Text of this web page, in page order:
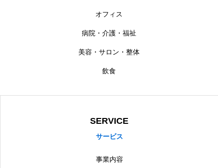
オフィス
病院・介護・福祉
美容・サロン・整体
飲食
SERVICE
サービス
事業内容